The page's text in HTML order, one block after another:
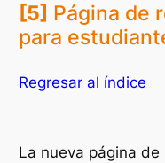
[5] Página de
para
Regresar al índice
La nueva página